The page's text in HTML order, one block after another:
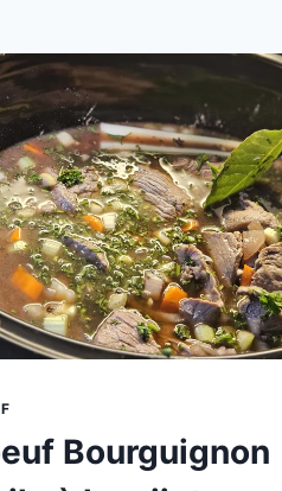
Bourguignon